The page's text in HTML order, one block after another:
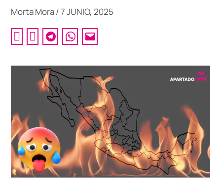
Morta Mora/7 JUNIO, 2025